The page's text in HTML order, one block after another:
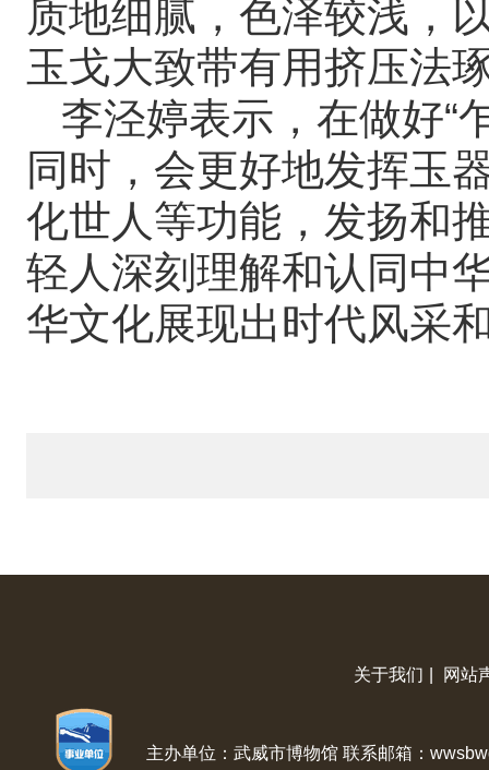
质地细腻，色泽较浅，
玉戈大致带有用挤压法
李泾婷表示，在做好“
同时，会更好地发挥玉
化世人等功能，发扬和
轻人深刻理解和认同中
华文化展现出时代风采
关于我们 网站
主办单位：武威市博物馆 联系邮箱：